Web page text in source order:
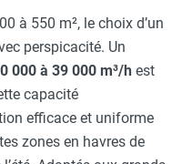
à 550 m², le choix d’un
perspicacité. Un
000 à 39 000 m³/h est
capacité
efficace et uniforme
zones en havres de